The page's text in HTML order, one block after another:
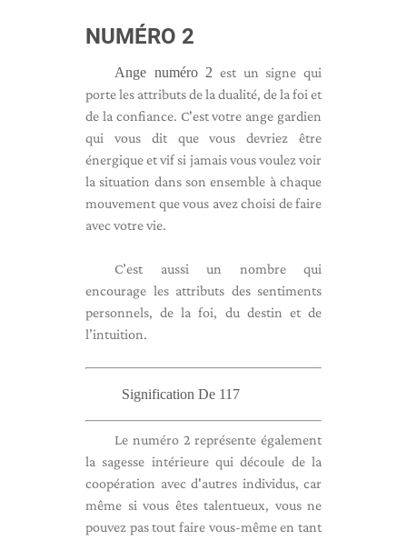
NUMÉRO 2
Ange numéro 2 est un signe qui
porte les attributs de la dualité, de la foi et
de la confiance. C'est votre ange gardien
qui vous dit que vous devriez être
énergique et vif si jamais vous voulez voir
la situation dans son ensemble à chaque
mouvement que vous avez choisi de faire
avec votre vie.
C’est aussi un nombre qui
encourage les attributs des sentiments
personnels, de la foi, du destin et de
l’intuition.
Signification De 117
Le numéro 2 représente également
la sagesse intérieure qui découle de la
coopération avec d'autres individus, car
même si vous êtes talentueux, vous ne
pouvez pas tout faire vous-même en tant